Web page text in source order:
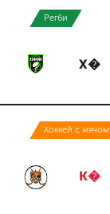
Регби
Х�
Хоккей с мячом
К�